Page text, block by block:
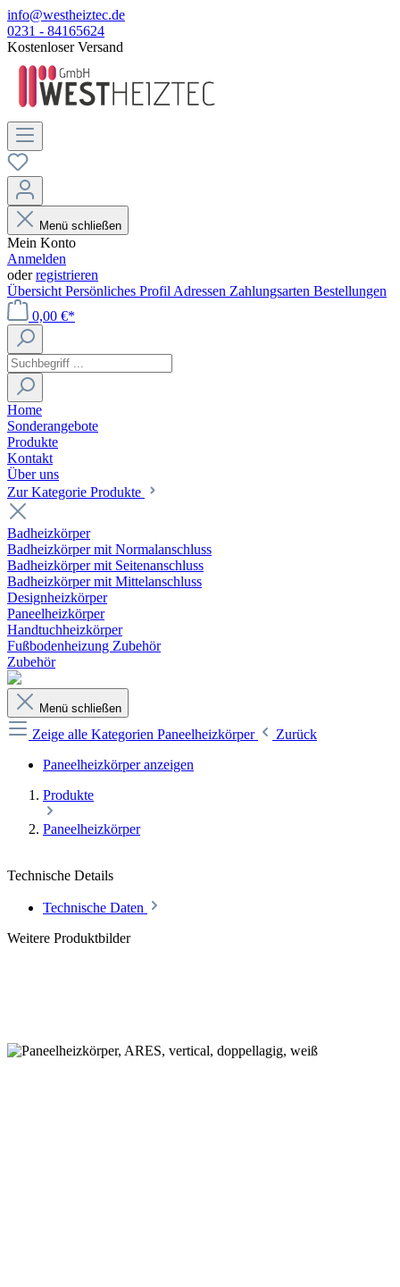
info@westheiztec.de
0231 - 84165624
Kostenloser Versand
Menü schließen
Mein Konto
Anmelden
oderregistrieren
Übersicht Persönliches Profil Adressen Zahlungsarten Bestellungen
0,00 €*
Home
Sonderangebote
Produkte
Kontakt
Über uns
Zur Kategorie Produkte
Badheizkörper
Badheizkörper mit Normalanschluss
Badheizkörper mit Seitenanschluss
Badheizkörper mit Mittelanschluss
Designheizkörper
Paneelheizkörper
Handtuchheizkörper
Fußbodenheizung Zubehör
Zubehör
Menü schließen
Zeige alle Kategorien Paneelheizkörper
Zurück
Paneelheizkörper anzeigen
Produkte
Paneelheizkörper
Technische Details
Technische Daten
Weitere Produktbilder